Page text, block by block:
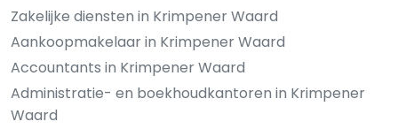
Zakelijke diensten in Krimpener Waard
Aankoopmakelaar in Krimpener Waard
Accountants in Krimpener Waard
Administratie- en boekhoudkantoren in Krimpener
Waard